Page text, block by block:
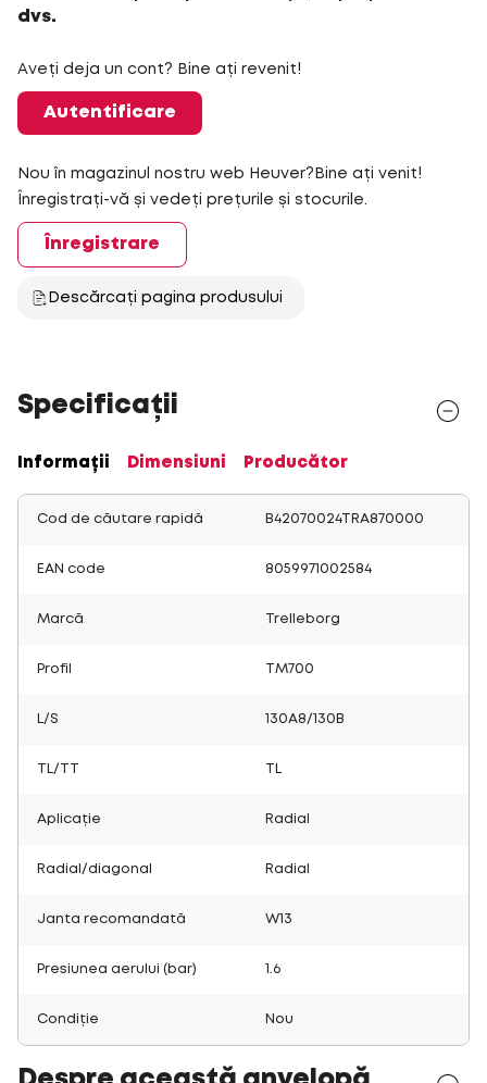
dvs.
Aveți deja un cont? Bine ați revenit!
Autentificare
Nou în magazinul nostru web Heuver?Bine ați venit!
Înregistrați-vă și vedeți prețurile și stocurile.
Înregistrare
Descărcați pagina produsului
Specificații
Informații Dimensiuni Producător
Cod de căutare rapidă B42070024TRA870000
EAN code 8059971002584
Marcă Trelleborg
Profil TM700
L/S 130A8/130B
TL/TT
Aplicație Radial
Radial/diagonal Radial
Janta recomandată W13
Presiunea aerului (bar) 1.6
Condiție Nou